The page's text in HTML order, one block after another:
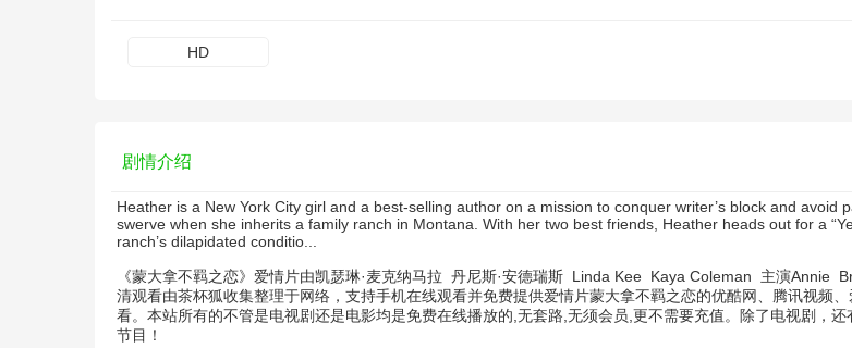
HD
剧情介绍
Heather is a New York City girl and a best-selling author on a mission to conquer writer’s block and
swerve when she inherits a family ranch in Montana. With her two best friends, Heather heads out for a
ranch’s dilapidated conditio...
《蒙大拿不羁之恋》爱情片由凯瑟琳·麦克纳马拉 丹尼斯·安德瑞斯 Linda Kee Kaya Coleman 主演Annie
清观看由茶杯狐收集整理于网络，支持手机在线观看并免费提供爱情片蒙大拿不羁之恋的优酷网、腾讯视频
看。本站所有的不管是电视剧还是电影均是免费在线播放的,无套路,无须会员,更不需要充值。除了电视剧，
节目！